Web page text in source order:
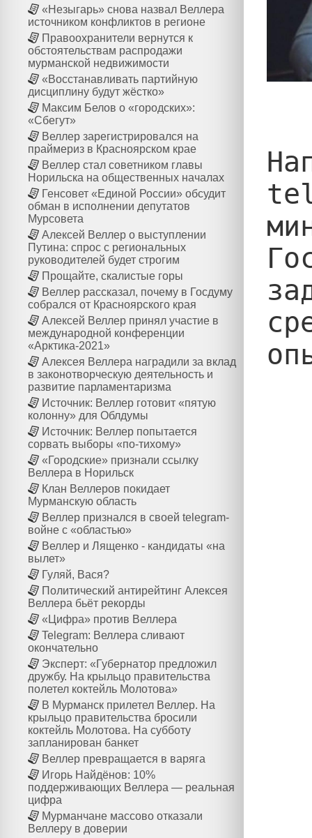
«Незыгарь» снова назвал Веллера
источником конфликтов в регионе
Правоохранители вернутся к
обстоятельствам распродажи
мурманской недвижимости
«Восстанавливать партийную
дисциплину будут жёстко»
Максим Белов о «городских»:
«Сбегут»
Веллер зарегистрировался на
праймериз в Красноярском крае
Веллер стал советником главы
Норильска на общественных началах
Генсовет «Единой России» обсудит
обман в исполнении депутатов
Мурсовета
Алексей Веллер о выступлении
Путина: спрос с региональных
руководителей будет строгим
Прощайте, скалистые горы
Веллер рассказал, почему в Госдуму
собрался от Красноярского края
Алексей Веллер принял участие в
международной конференции
«Арктика-2021»
Алексея Веллера наградили за вклад
в законотворческую деятельность и
развитие парламентаризма
Источник: Веллер готовит «пятую
колонну» для Облдумы
Источник: Веллер попытается
сорвать выборы «по-тихому»
«Городские» признали ссылку
Веллера в Норильск
Клан Веллеров покидает
Мурманскую область
Веллер признался в своей telegram-
войне с «областью»
Веллер и Лященко - кандидаты «на
вылет»
Гуляй, Вася?
Политический антирейтинг Алексея
Веллера бьёт рекорды
«Цифра» против Веллера
Telegram: Веллера сливают
окончательно
Эксперт: «Губернатор предложил
дружбу. На крыльцо правительства
полетел коктейль Молотова»
В Мурманск прилетел Веллер. На
крыльцо правительства бросили
коктейль Молотова. На субботу
запланирован банкет
Веллер превращается в варяга
Игорь Найдёнов: 10%
поддерживающих Веллера — реальная
цифра
Мурманчане массово отказали
Веллеру в доверии